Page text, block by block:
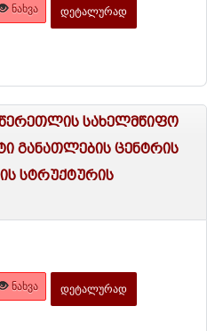
ᲜᲐᲮᲕᲐ ᲓᲔᲢᲐᲚᲣᲠᲐᲓ
წერეთლის სახელმწიფო
განათლების ცენტრის
სტრუქტურის
ᲜᲐᲮᲕᲐ ᲓᲔᲢᲐᲚᲣᲠᲐᲓ